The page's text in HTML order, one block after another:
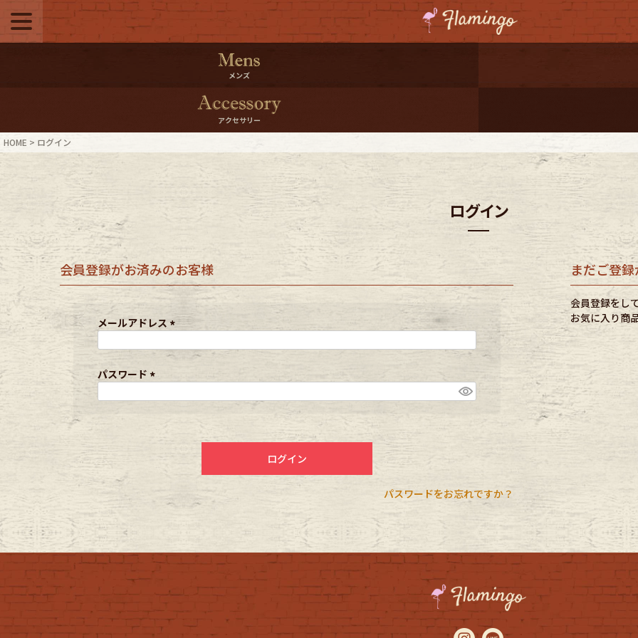
500pt＆10％Offクーポンプレゼント
10％0ffクーポンプレゼント
ログイン・会員登録 LINE ID連携
お気に入り マイページ
ご利用ガイド International Shipping
店舗紹介 特集一覧
ブランドから探す スタッフコーディネート
年代から探す 古着卸DOCK
メンズ商品カテゴリーから探す
Tops Outer
Bottoms Fafatt
レディース商品カテゴリーから探す
Tops
メンズ
アクセサリー
HOME ログイン
ログイン
会員登録がお済みのお客様
メールアドレス
必
)
パスワード
ログイン
パスワードをお忘れですか？
まだご登
会員登録をし
お気に入り商